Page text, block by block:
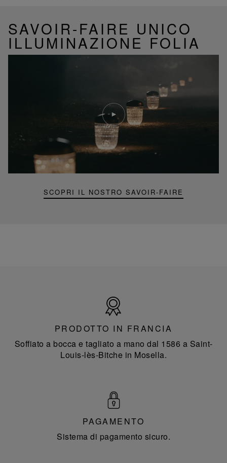
SAVOIR-FAIRE UNICO
ILLUMINAZIONE FOLIA
SCOPRI IL NOSTRO SAVOIR-FAIRE
Riproduci
video
Video
YouTube,
lampada
portatile
mini
Francia
PRODOTTO IN FRANCIA
Soffiato a bocca e tagliato a mano dal 1586 a Saint-
Louis-lès-Bitche in Mosella.
PAGAMENTO
Sistema di pagamento sicuro.